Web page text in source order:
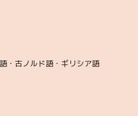
・古ノルド語・ギリシア語